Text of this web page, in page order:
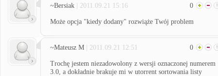
~Bersiak | 2011.09.21 15:16 0
Może opcja "kiedy dodany" rozwiąże Twój problem
~Mateusz M | 2011.09.21 12:51 0
Trochę jestem niezadowolony z wersji oznaczonej numerem
3.0, a dokładnie brakuje mi w utorrent sortowania listy